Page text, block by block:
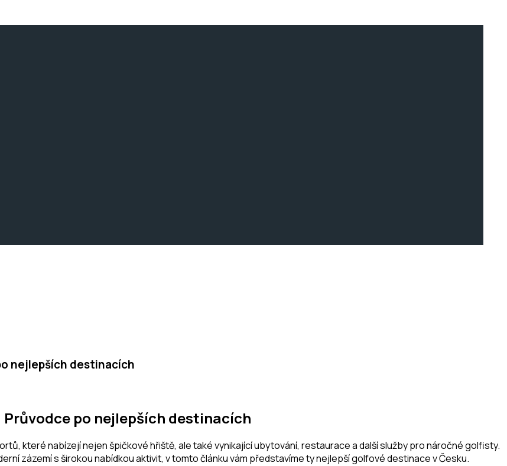
nejlepších destinacích
po nejlepších destinacích
které nabízejí nejen špičkové hřiště, ale také vynikající ubytování, restaurace a další služby pro náročné golfisty.
zázemí s širokou nabídkou aktivit, v tomto článku vám představíme ty nejlepší golfové destinace v Česku.